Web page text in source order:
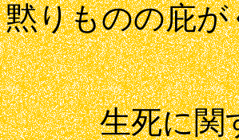
黙りものの庇が
生死に関す